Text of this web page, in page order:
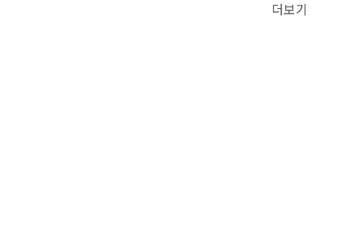
제공받은 날부터 만족도(인식도) 조사 종...더보기